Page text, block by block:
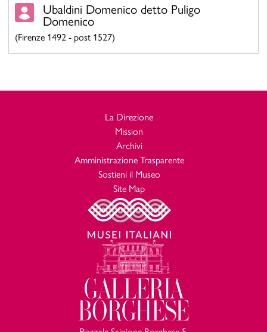
Ubaldini Domenico detto Puligo
Domenico
(Firenze 1492 - post 1527)
La Direzione
Mission
Archivi
Amministrazione Trasparente
Sostieni il Museo
Site Map